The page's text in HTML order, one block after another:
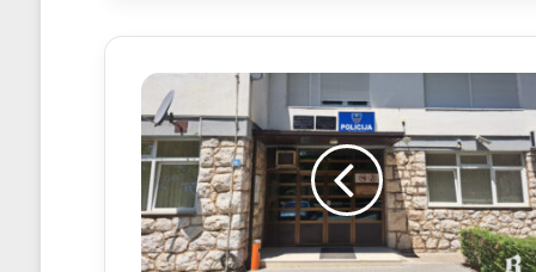
U
Čitluku
napadnut
zaštitar
ispred
ugostiteljskog
objekta,
osumnjičenom